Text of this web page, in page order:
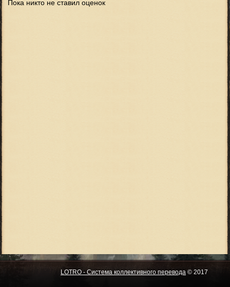
Пока никто не ставил оценок
LOTRO - Система коллективного перевода © 2017